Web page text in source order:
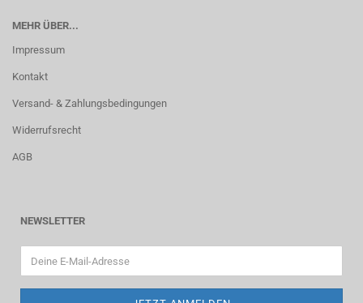
MEHR ÜBER...
Impressum
Kontakt
Versand- & Zahlungsbedingungen
Widerrufsrecht
AGB
NEWSLETTER